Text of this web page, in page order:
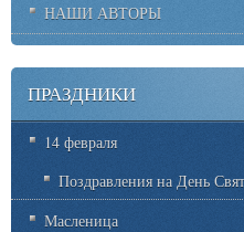
НАШИ АВТОРЫ
ПРАЗДНИКИ
14 февраля
Поздравления на День
Масленица